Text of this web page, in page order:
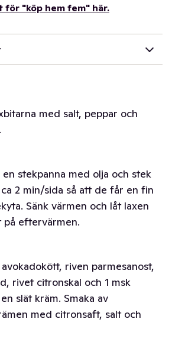
för "köp hem fem" här.
med salt, peppar och
stekpanna med olja och stek
2 min/sida så att de får en fin
Sänk värmen och låt laxen
på eftervärmen.
riven parmesanost,
rivet citronskal och 1 msk
slät kräm. Smaka av
med citronsaft, salt och